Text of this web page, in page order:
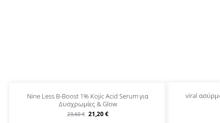
Nine Less B-Boost 1% Kojic Acid Serum για
Δυσχρωμίες & Glow
23,60€ 21,20€
viral